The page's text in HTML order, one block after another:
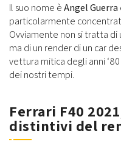
Il suo nome èAngel Guerra
particolarmente
Ovviamente non si tratta
ma di un render di un car
vettura mitica degli anni
dei nostri tempi.
Ferrari F40
distintivi del